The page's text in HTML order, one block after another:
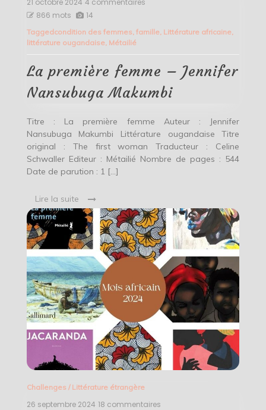
21 octobre 2024 4 commentaires
femme
Nansubuga
Makumbi
866 mots 14
Taggedcondition des femmes, famille, Littérature africaine,
littérature ougandaise, Métailié
La première femme – Jennifer
Nansubuga Makumbi
Titre : La première femme Auteur : Jennifer
Nansubuga Makumbi Littérature ougandaise Titre
original : The first woman Traducteur : Celine
Schwaller Editeur : Métailié Nombre de pages : 544
Date de parution : 1 […]
Lire la suite
Challenges / Littérature étrangère
26 septembre 2024 18 commentaires